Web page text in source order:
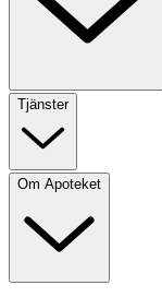
Tjänster
Om Apoteket